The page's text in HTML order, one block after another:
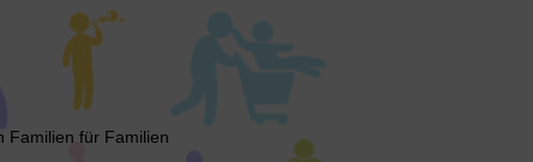
Familien für Familien